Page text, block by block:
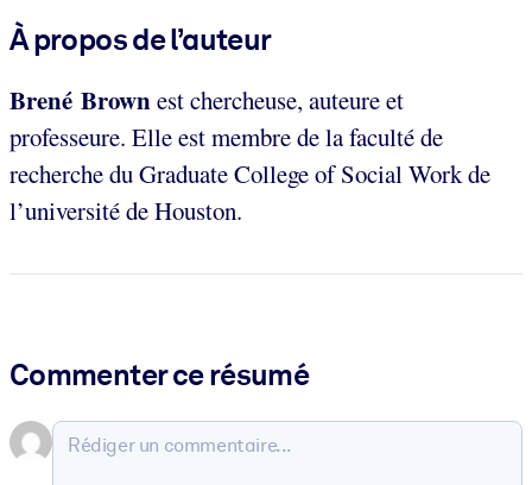
À propos de l’auteur
Brené Brownest chercheuse, auteure et
professeure. Elle est membre de la faculté de
recherche du Graduate College of Social Work de
l’université de Houston.
Commenter ce résumé